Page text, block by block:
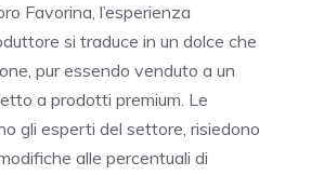
Favorina, l’esperienza
si traduce in un dolce che
pur essendo venduto a un
a prodotti premium. Le
gli esperti del settore, risiedono
alle percentuali di